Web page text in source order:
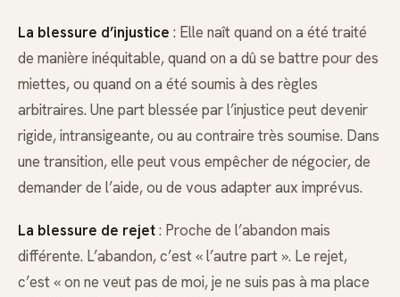
La blessure d’injustice : Elle naît quand on a été traité
de manière inéquitable, quand on a dû se battre pour des
miettes, ou quand on a été soumis à des règles
arbitraires. Une part blessée par l’injustice peut devenir
rigide, intransigeante, ou au contraire très soumise. Dans
une transition, elle peut vous empêcher de négocier, de
demander de l’aide, ou de vous adapter aux imprévus.
La blessure de rejet: Proche de l’abandon mais
différente. L’abandon, c’est « l’autre part ». Le rejet,
c’est « on ne veut pas de moi, je ne suis pas à ma place